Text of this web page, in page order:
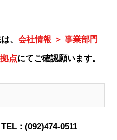
、 会社情報 ＞ 事業部門
点にてご確認願います。
：(092)474-0511